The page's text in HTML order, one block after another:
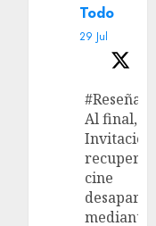
Todo
29 Jul
#Reseña
Al final,
recupera
cine
mediante